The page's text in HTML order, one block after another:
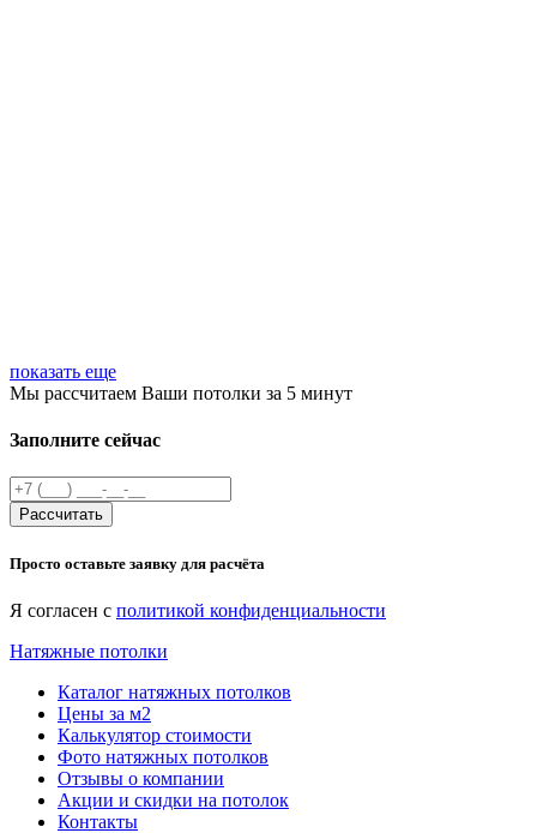
показать еще
Мы рассчитаем Ваши потолки за 5 минут
Заполните сейчас
Рассчитать
Просто оставьте заявку для расчёта
Я согласен с политикой конфиденциальности
Натяжные потолки
Каталог натяжных потолков
Цены за м2
Калькулятор стоимости
Фото натяжных потолков
Отзывы о компании
Акции и скидки на потолок
Контакты